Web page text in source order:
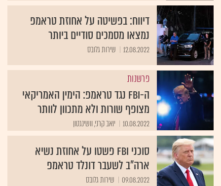
דיווח: בפשיטה על אחוזת טראמפ
נמצאו מסמכים סודיים ביותר
12.08.2022 שירות גלובס
פרשנות
ה-FBI נגד טראמפ: הימין האמריקאי
מצופף שורות ולא מתכוון לוותר
10.08.2022 יואב קרני, וושינגטון
סוכני FBI פשטו על אחוזת נשיא
ארה"ב לשעבר דונלד טראמפ
09.08.2022 שירות גלובס